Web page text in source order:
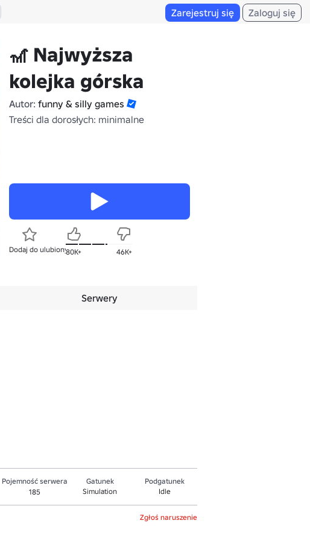
Zarejestruj się Zaloguj się
🎢 Najwyższa
kolejka górska
Autor: funny & silly games
Treści dla dorosłych: minimalne
Dodaj do ulubionych
80K+ 46K+
Serwery
Pojemność serwera
185
Gatunek
Simulation
Podgatunek
Idle
Zgłoś naruszenie